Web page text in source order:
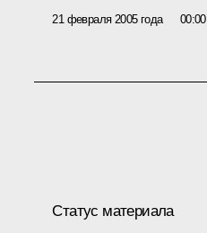
21 февраля 2005 года 00:00
Статус материала